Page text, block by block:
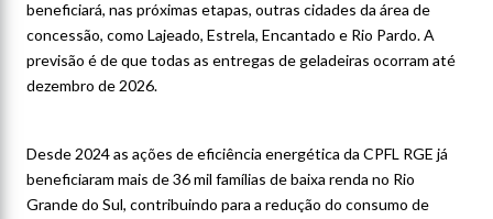
beneficiará, nas próximas etapas, outras cidades da área de
concessão, como Lajeado, Estrela, Encantado e Rio Pardo. A
previsão é de que todas as entregas de geladeiras ocorram até
dezembro de 2026.
Desde 2024 as ações de eficiência energética da CPFL RGE já
beneficiaram mais de 36 mil famílias de baixa renda no Rio
Grande do Sul, contribuindo para a redução do consumo de